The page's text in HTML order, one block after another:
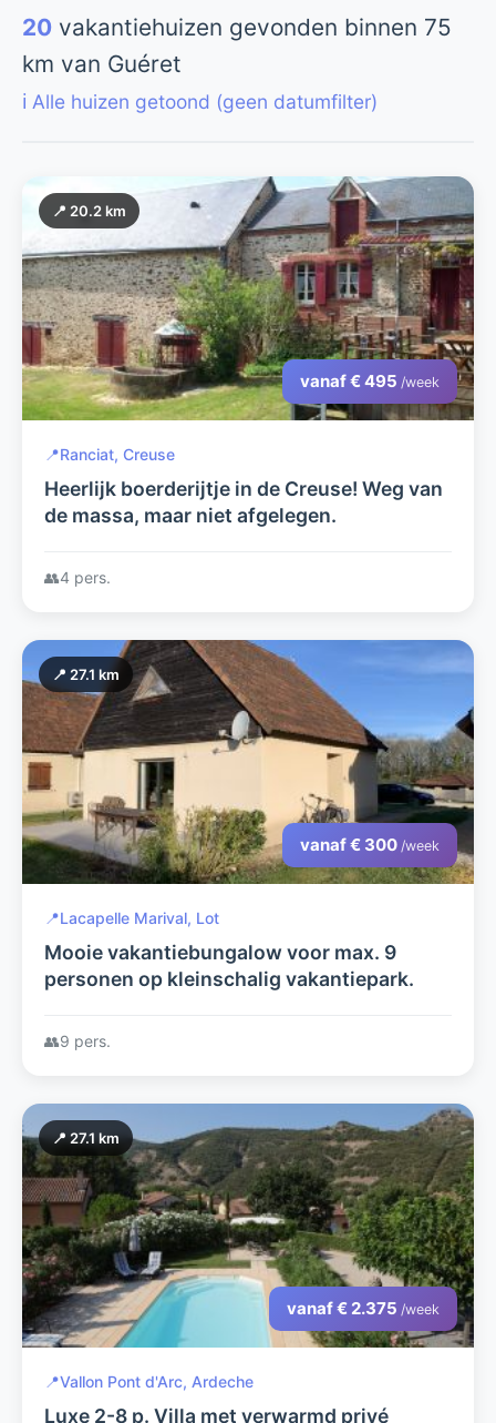
20 vakantiehuizen gevonden binnen 75
km van Guéret
ℹ️ Alle huizen getoond (geen datumfilter)
📍 20.2 km
vanaf € 495 /week
📍Ranciat, Creuse
Heerlijk boerderijtje in de Creuse! Weg van
de massa, maar niet afgelegen.
👥4 pers.
📍 27.1 km
vanaf € 300 /week
📍Lacapelle Marival, Lot
Mooie vakantiebungalow voor max. 9
personen op kleinschalig vakantiepark.
👥9 pers.
📍 27.1 km
vanaf € 2.375 /week
📍Vallon Pont d'Arc, Ardeche
Luxe 2-8 p. Villa met verwarmd privé